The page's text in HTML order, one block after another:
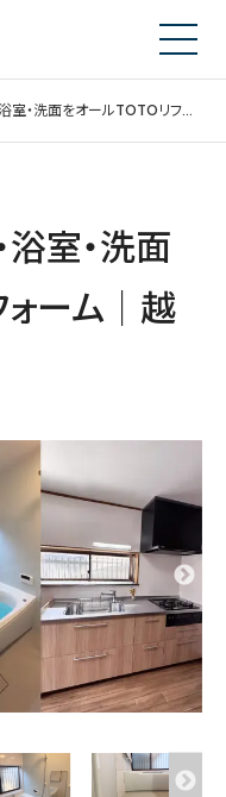
面をオールTOTOリフォーム│越谷市
室・洗面
ォーム│越